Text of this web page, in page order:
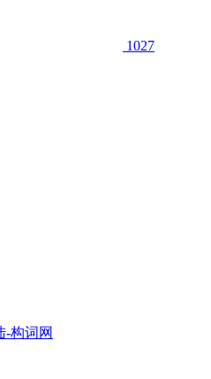
1027